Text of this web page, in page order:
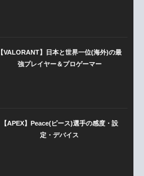
【VALORANT】日本と世界一位(海外)の最
強プレイヤー＆プロゲーマー
【APEX】Peace(ピース)選手の感度・設
定・デバイス